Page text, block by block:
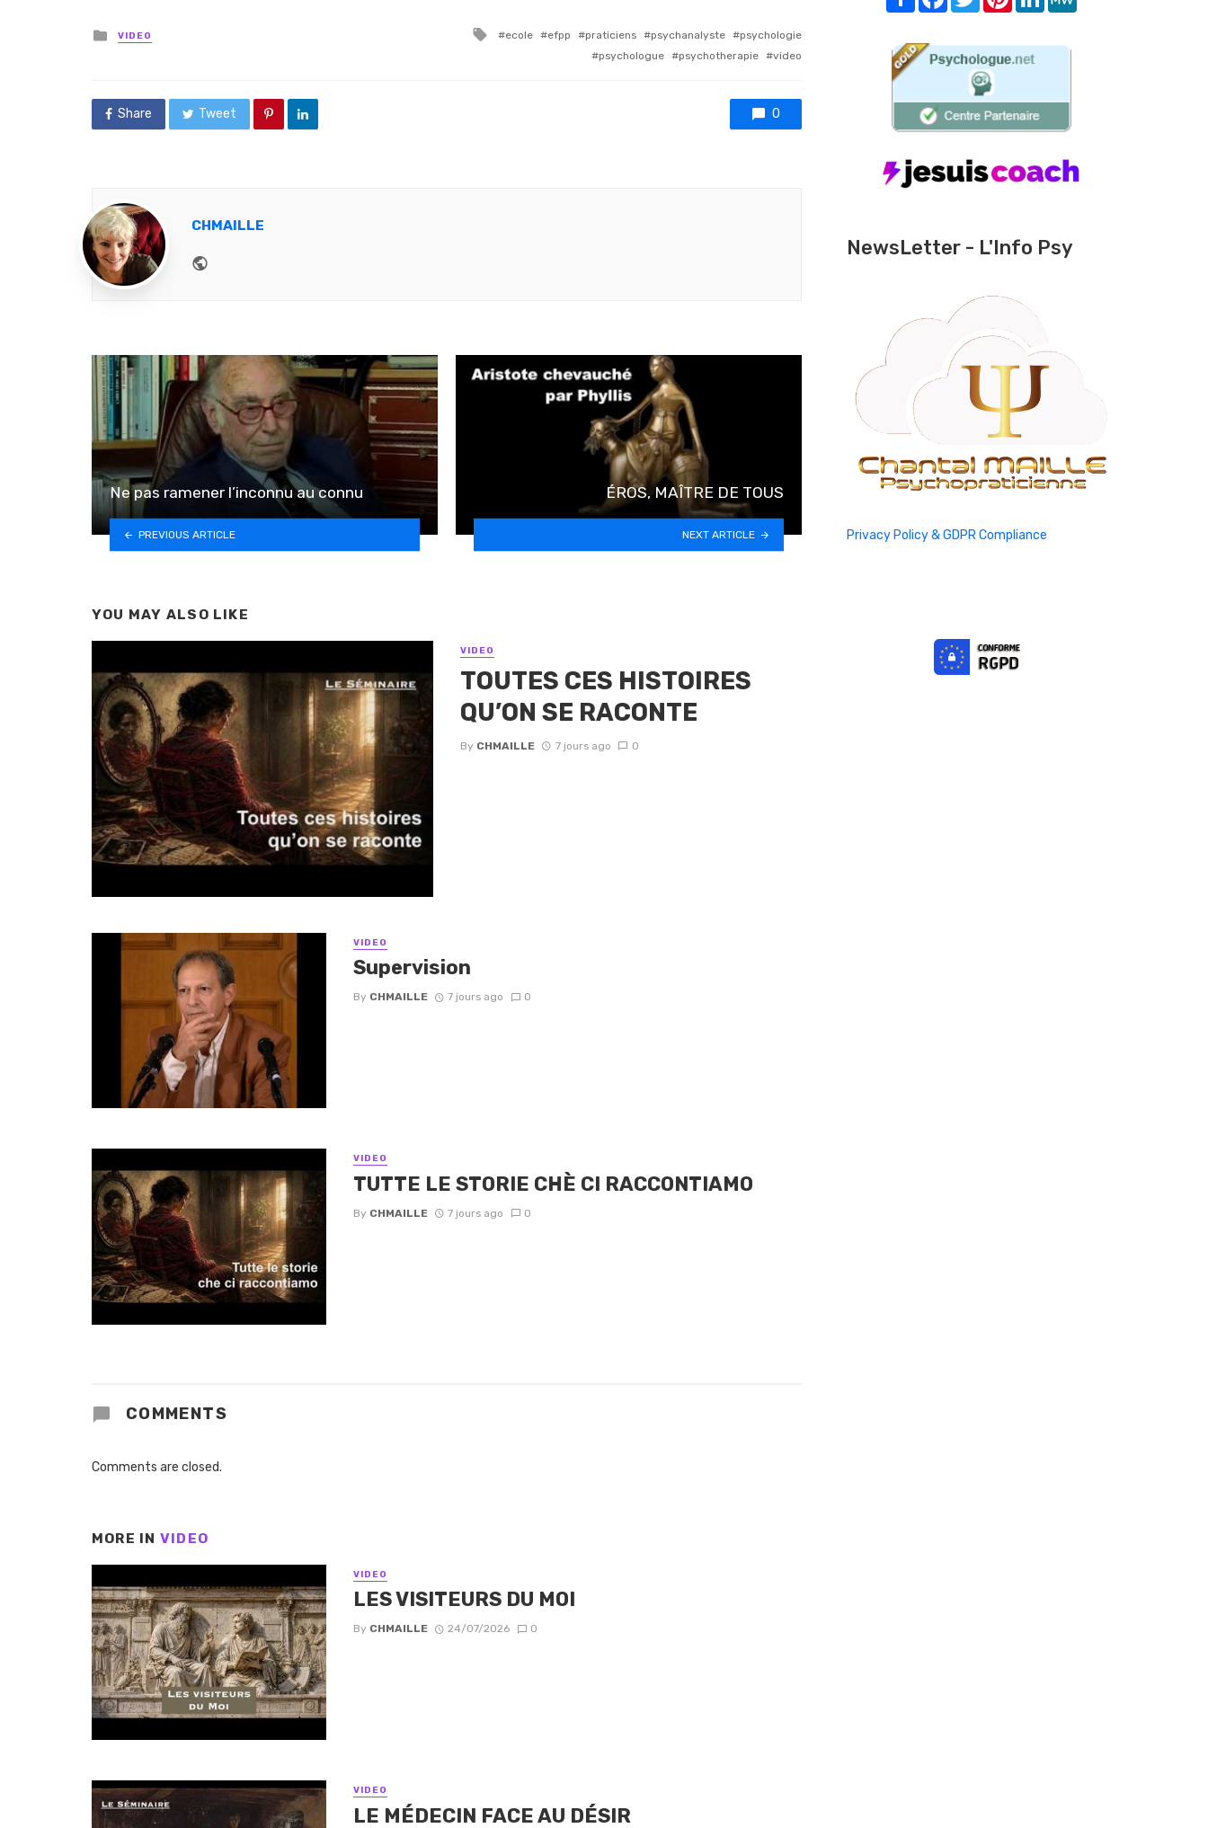
Posted in
VIDEO Tagged with
ecole efpp praticiens psychanalyste
psychologie
psychologue
psychotherapie video
Share Tweet 0
CHMAILLE
Ne pas ramener l’inconnu au connu
PREVIOUS ARTICLE
ÉROS, MAÎTRE DE TOUS
NEXT ARTICLE
YOU MAY ALSO LIKE
VIDEO
TOUTES CES HISTOIRES
QU’ON SE RACONTE
By CHMAILLE 7 jours ago 0
VIDEO
Supervision
By CHMAILLE 7 jours ago 0
VIDEO
TUTTE LE STORIE CHÈ CI RACCONTIAMO
By CHMAILLE 7 jours ago 0
COMMENTS
Comments are closed.
MORE IN VIDEO
VIDEO
LES VISITEURS DU MOI
By CHMAILLE 24/07/2026 0
VIDEO
LE MÉDECIN FACE AU DÉSIR
NewsLetter - L'Info Psy
Privacy Policy & GDPR Compliance